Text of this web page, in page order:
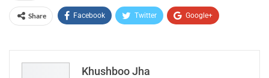
Share Facebook Twitter Google+
Email
Khushboo Jha